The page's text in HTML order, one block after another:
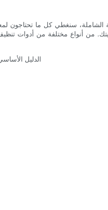
الشاملة، سنغطي كل ما
من أنواع مختلفة من أدوات تنظيف